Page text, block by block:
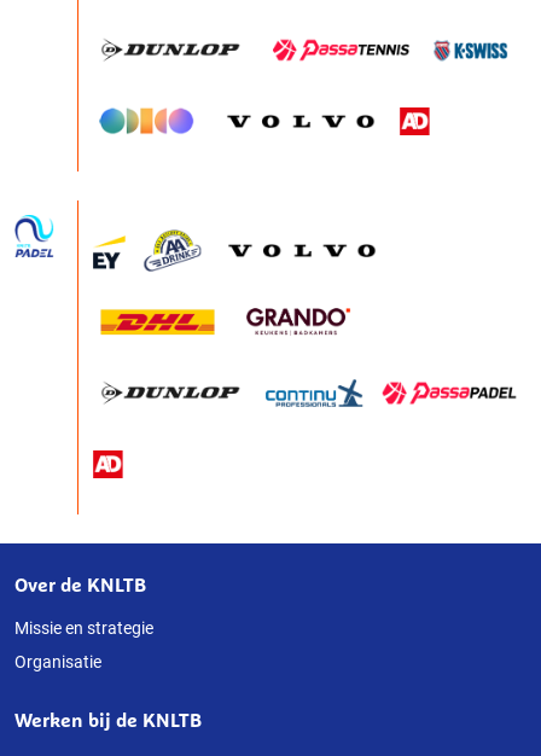
Over
deze
website
Over de KNLTB
Missie en strategie
Organisatie
Werken bij de KNLTB